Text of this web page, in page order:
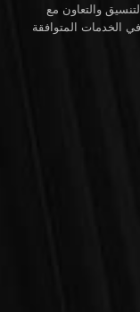
والتعاون مع
الخدمات المتوافقة